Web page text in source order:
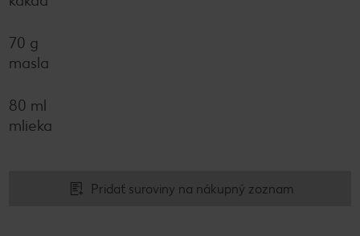
70 g
masla
80 ml
mlieka
Pridať suroviny na nákupný zoznam